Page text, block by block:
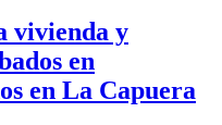
vivienda y
en
en La Capuera